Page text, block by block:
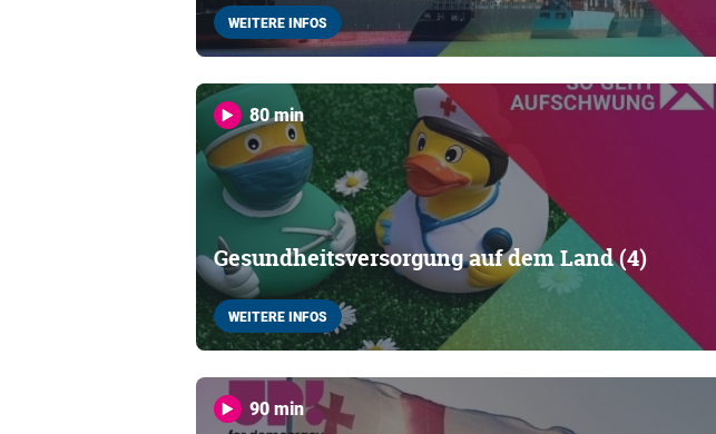
WEITERE INFOS
80 min
Gesundheitsversorgung auf dem Land (4)
WEITERE INFOS
90 min